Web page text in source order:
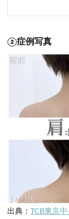
②症例写真
出典： TCB東京